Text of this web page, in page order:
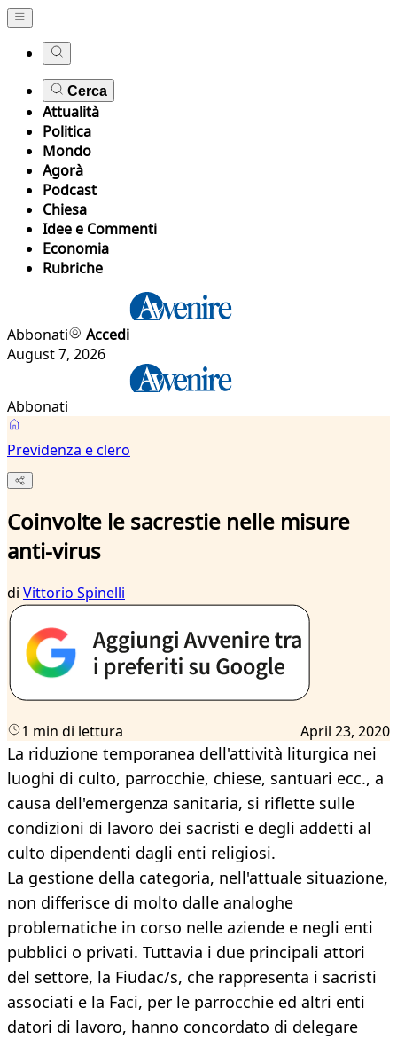
Cerca
Attualità
Politica
Mondo
Agorà
Podcast
Chiesa
Idee e Commenti
Economia
Rubriche
Abbonati
Accedi
August 7, 2026
Abbonati
Previdenza e clero
Coinvolte le sacrestie nelle misure
anti-virus
di Vittorio Spinelli
1 min di lettura April 23, 2020
La riduzione temporanea dell'attività liturgica nei
luoghi di culto, parrocchie, chiese, santuari ecc., a
causa dell'emergenza sanitaria, si riflette sulle
condizioni di lavoro dei sacristi e degli addetti al
culto dipendenti dagli enti religiosi.
La gestione della categoria, nell'attuale situazione,
non differisce di molto dalle analoghe
problematiche in corso nelle aziende e negli enti
pubblici o privati. Tuttavia i due principali attori
del settore, la Fiudac/s, che rappresenta i sacristi
associati e la Faci, per le parrocchie ed altri enti
datori di lavoro, hanno concordato di delegare